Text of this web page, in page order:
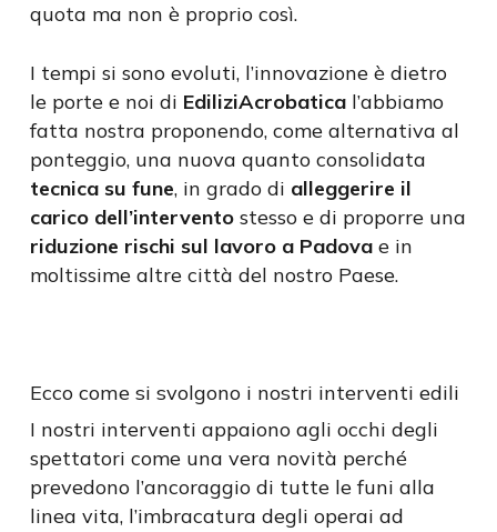
quota ma non è proprio così.
I tempi si sono evoluti, l’innovazione è dietro
le porte e noi di EdiliziAcrobatical’abbiamo
fatta nostra proponendo, come alternativa al
ponteggio, una nuova quanto consolidata
tecnica su fune, in grado di alleggerire il
carico dell’interventostesso e di proporre una
riduzione rischi sul lavoro a Padovae in
moltissime altre città del nostro Paese.
Ecco come si svolgono i nostri interventi edili
I nostri interventi appaiono agli occhi degli
spettatori come una vera novità perché
prevedono l’ancoraggio di tutte le funi alla
linea vita, l’imbracatura degli operai ad